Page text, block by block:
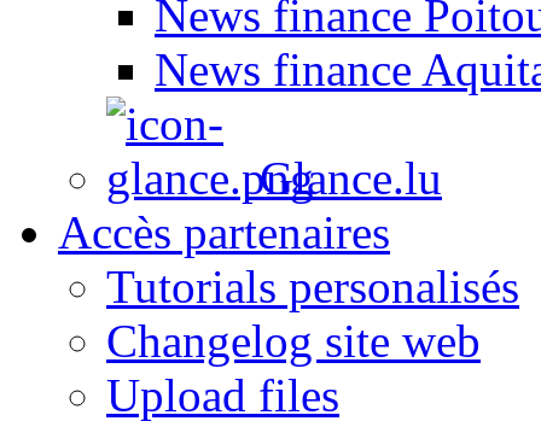
News finance
News finance
Glance.lu
Accès partenaires
Tutorials personalisés
Changelog site web
Upload files